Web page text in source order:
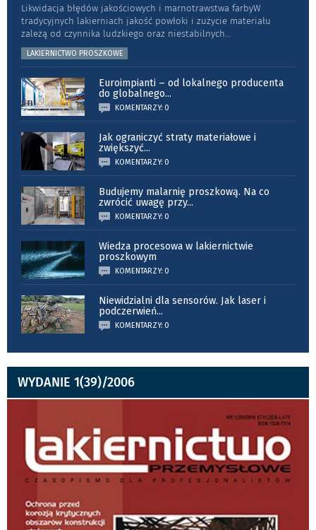
Likwidacja błędów jakościowych i marnotrawstwa farbyW
tradycyjnych lakierniach jakość powłoki i zużycie materiału
zależą od czynnika ludzkiego oraz niestabilnych
LAKIERNICTWO PROSZKOWE
Euroimpianti – od lokalnego producenta
do globalnego...
KOMENTARZY: 0
Jak ograniczyć straty materiałowe i
zwiększyć...
KOMENTARZY: 0
Budujemy malarnię proszkową. Na co
zwrócić uwagę przy...
KOMENTARZY: 0
Wiedza procesowa w lakiernictwie
proszkowym
KOMENTARZY: 0
Niewidzialni dla sensorów. Jak laser i
podczerwień...
KOMENTARZY: 0
WYDANIE 1(39)/2006